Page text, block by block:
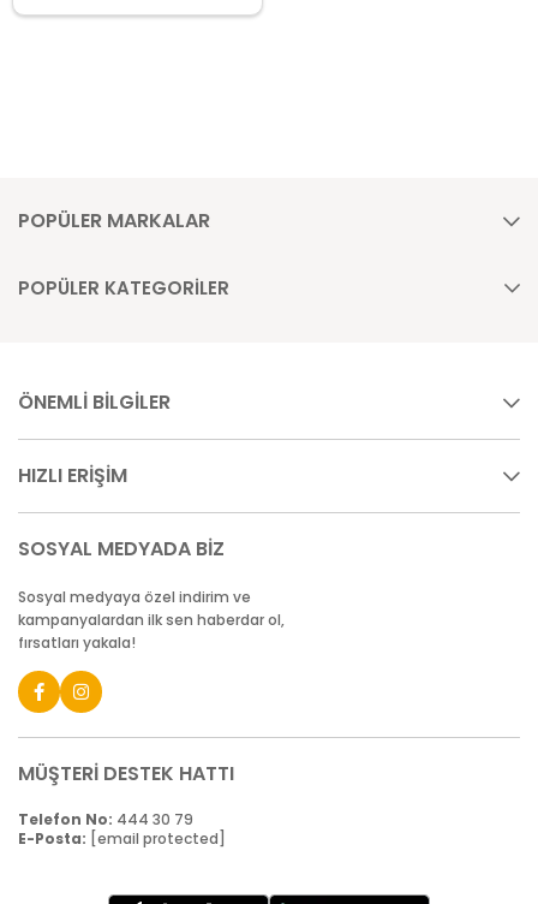
POPÜLER MARKALAR
POPÜLER KATEGORİLER
ÖNEMLİ BİLGİLER
HIZLI ERİŞİM
SOSYAL MEDYADA BİZ
Sosyal medyaya özel indirim ve
kampanyalardan ilk sen haberdar ol,
fırsatları yakala!
MÜŞTERİ DESTEK HATTI
Telefon No: 444 30 79
E-Posta: [email protected]